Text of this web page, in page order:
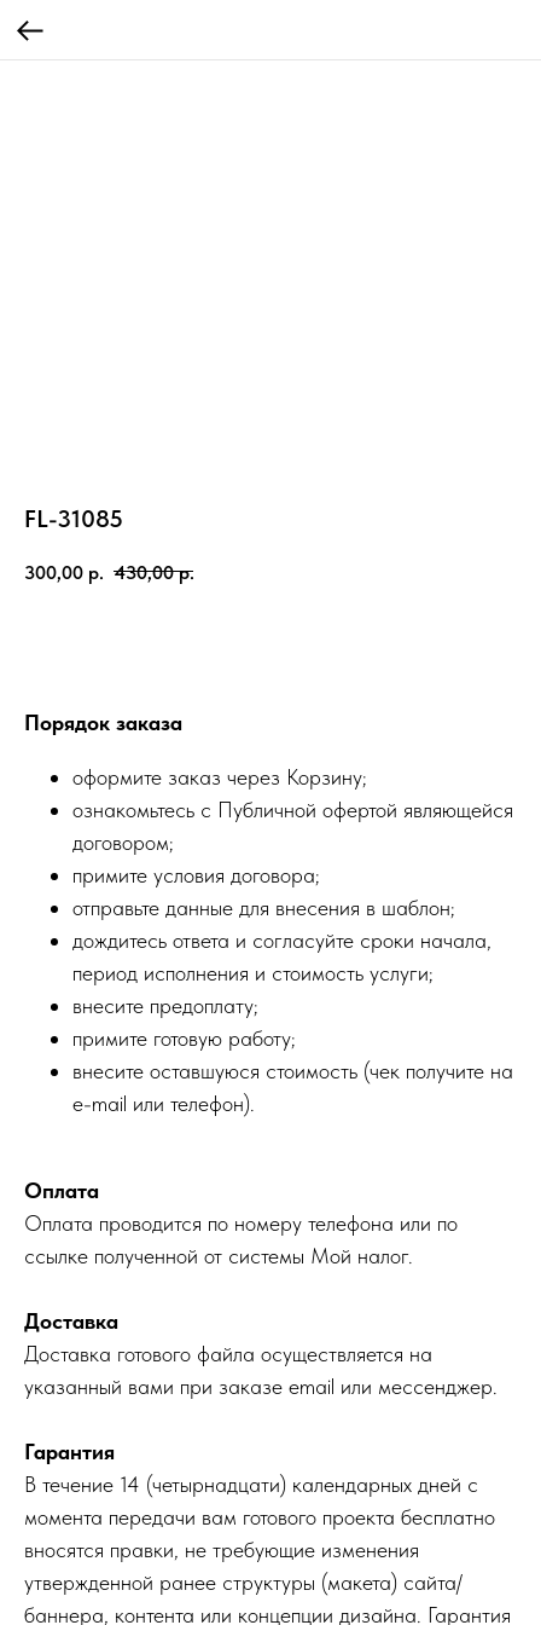
FL-31085
300,00 р. 430,00 р.
Порядок заказа
оформите заказ через Корзину;
ознакомьтесь с Публичной офертой являющейся
договором;
примите условия договора;
отправьте данные для внесения в шаблон;
дождитесь ответа и согласуйте сроки начала,
период исполнения и стоимость услуги;
внесите предоплату;
примите готовую работу;
внесите оставшуюся стоимость (чек получите на
e-mail или телефон).
Оплата
Оплата проводится по номеру телефона или по
ссылке полученной от системы Мой налог.
Доставка
Доставка готового файла осуществляется на
указанный вами при заказе email или мессенджер.
Гарантия
В течение 14 (четырнадцати) календарных дней с
момента передачи вам готового проекта бесплатно
вносятся правки, не требующие изменения
утвержденной ранее структуры (макета) сайта/
баннера, контента или концепции дизайна. Гарантия